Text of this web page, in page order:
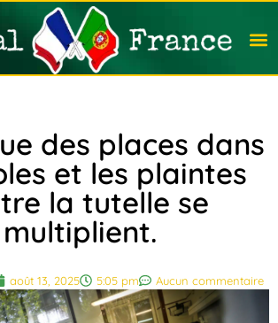
des places dans
et les plaintes
la tutelle se
multiplient.
août 13, 2025 5:05 pm Aucun commentaire